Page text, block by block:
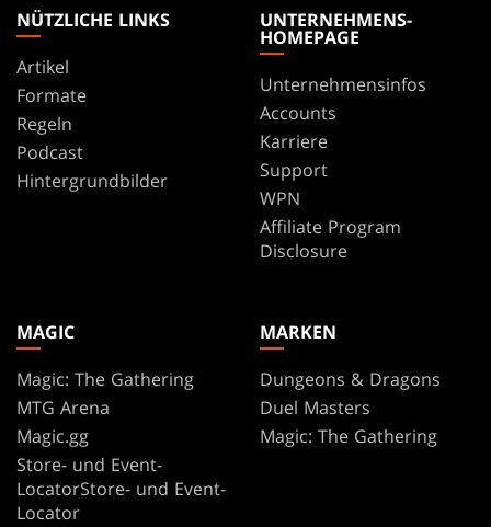
NÜTZLICHE LINKS
Artikel
Formate
Regeln
Podcast
Hintergrundbilder
UNTERNEHMENS-
HOMEPAGE
Unternehmensinfos
Accounts
Karriere
Support
WPN
Affiliate Program
Disclosure
MAGIC
Magic: The Gathering
MTG Arena
Magic.gg
Store- und Event-
LocatorStore- und Event-
Locator
MARKEN
Dungeons & Dragons
Duel Masters
Magic: The Gathering